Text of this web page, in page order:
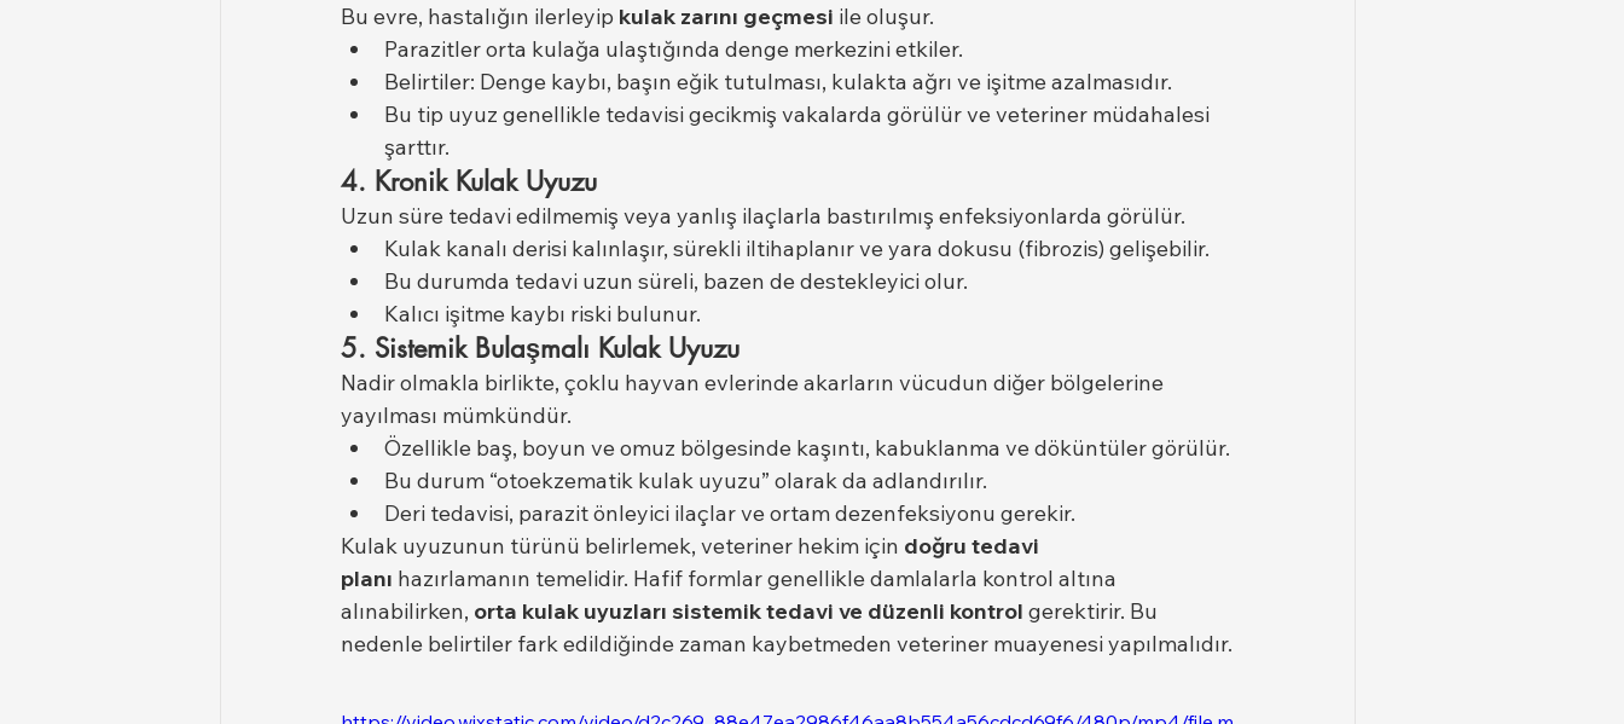
Bu evre, hastalığın ilerleyip kulak zarını geçmesi ile oluşur.
Parazitler orta kulağa ulaştığında denge merkezini etkiler.
Belirtiler: Denge kaybı, başın eğik tutulması, kulakta ağrı ve işitme azalmasıdır.
Bu tip uyuz genellikle tedavisi gecikmiş vakalarda görülür ve veteriner müdahalesi
şarttır.
4. Kronik Kulak Uyuzu
Uzun süre tedavi edilmemiş veya yanlış ilaçlarla bastırılmış enfeksiyonlarda görülür.
Kulak kanalı derisi kalınlaşır, sürekli iltihaplanır ve yara dokusu (fibrozis) gelişebilir.
Bu durumda tedavi uzun süreli, bazen de destekleyici olur.
Kalıcı işitme kaybı riski bulunur.
5. Sistemik Bulaşmalı Kulak Uyuzu
Nadir olmakla birlikte, çoklu hayvan evlerinde akarların vücudun diğer bölgelerine
yayılması mümkündür.
Özellikle baş, boyun ve omuz bölgesinde kaşıntı, kabuklanma ve döküntüler görülür.
Bu durum “otoekzematik kulak uyuzu” olarak da adlandırılır.
Deri tedavisi, parazit önleyici ilaçlar ve ortam dezenfeksiyonu gerekir.
Kulak uyuzunun türünü belirlemek, veteriner hekim için doğru tedavi
planı hazırlamanın temelidir. Hafif formlar genellikle damlalarla kontrol altına
alınabilirken, orta kulak uyuzları sistemik tedavi ve düzenli kontrol gerektirir. Bu
nedenle belirtiler fark edildiğinde zaman kaybetmeden veteriner muayenesi yapılmalıdır.